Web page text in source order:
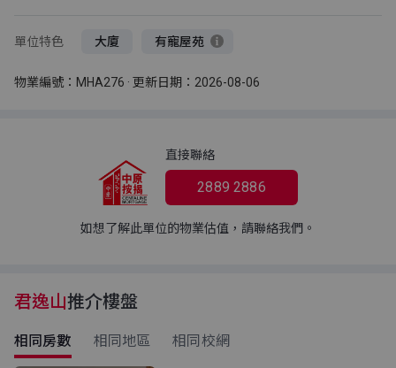
單位特色 大廈 有寵屋苑
物業編號：MHA276 · 更新日期：2026-08-06
直接聯絡
2889 2886
如想了解此單位的物業估值，請聯絡我們。
君逸山推介樓盤
相同房數 相同地區 相同校網